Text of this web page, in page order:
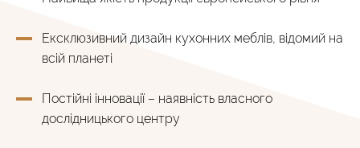
Ексклюзивний дизайн кухонних меблів, відомий на
всій планеті
Постійні інновації – наявність власного
дослідницького центру